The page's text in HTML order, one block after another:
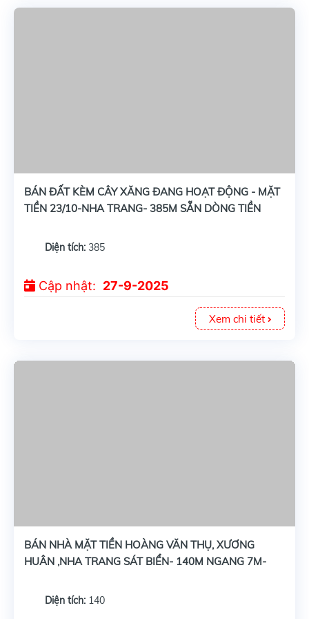
BÁN ĐẤT KÈM CÂY XĂNG ĐANG HOẠT ĐỘNG - MẶT
TIỀN 23/10-NHA TRANG- 385M SẴN DÒNG TIỀN
Diện tích: 385
Cập nhật: 27-9-2025
Xem chi tiết
BÁN NHÀ MẶT TIỀN HOÀNG VĂN THỤ, XƯƠNG
HUÂN ,NHA TRANG SÁT BIỂN- 140M NGANG 7M-
Diện tích: 140